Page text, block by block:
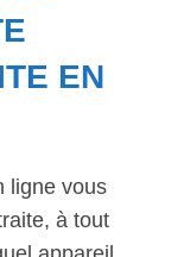
EN
ligne vous
à tout